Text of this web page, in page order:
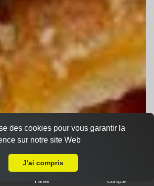
Panier Compte
des cookies pour vous garantir la
sur notre site Web
J'ai compris